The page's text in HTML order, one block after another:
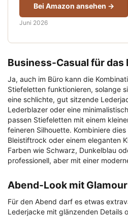
Bei Amazon ansehen →
Juni 2026
Business-Casual für das
Ja, auch im Büro kann die
Stiefeletten funktionieren, solange
eine schlichte, gut sitzende
Lederblazer oder eine
passen Stiefeletten mit einem
feineren Silhouette. Kombiniere
Bleistiftrock oder einem eleganten
Farben wie Schwarz, Dunkelblau
professionell, aber mit einer
Abend-Look mit Glamour
Für den Abend darf es etwas
Lederjacke mit glänzenden Details